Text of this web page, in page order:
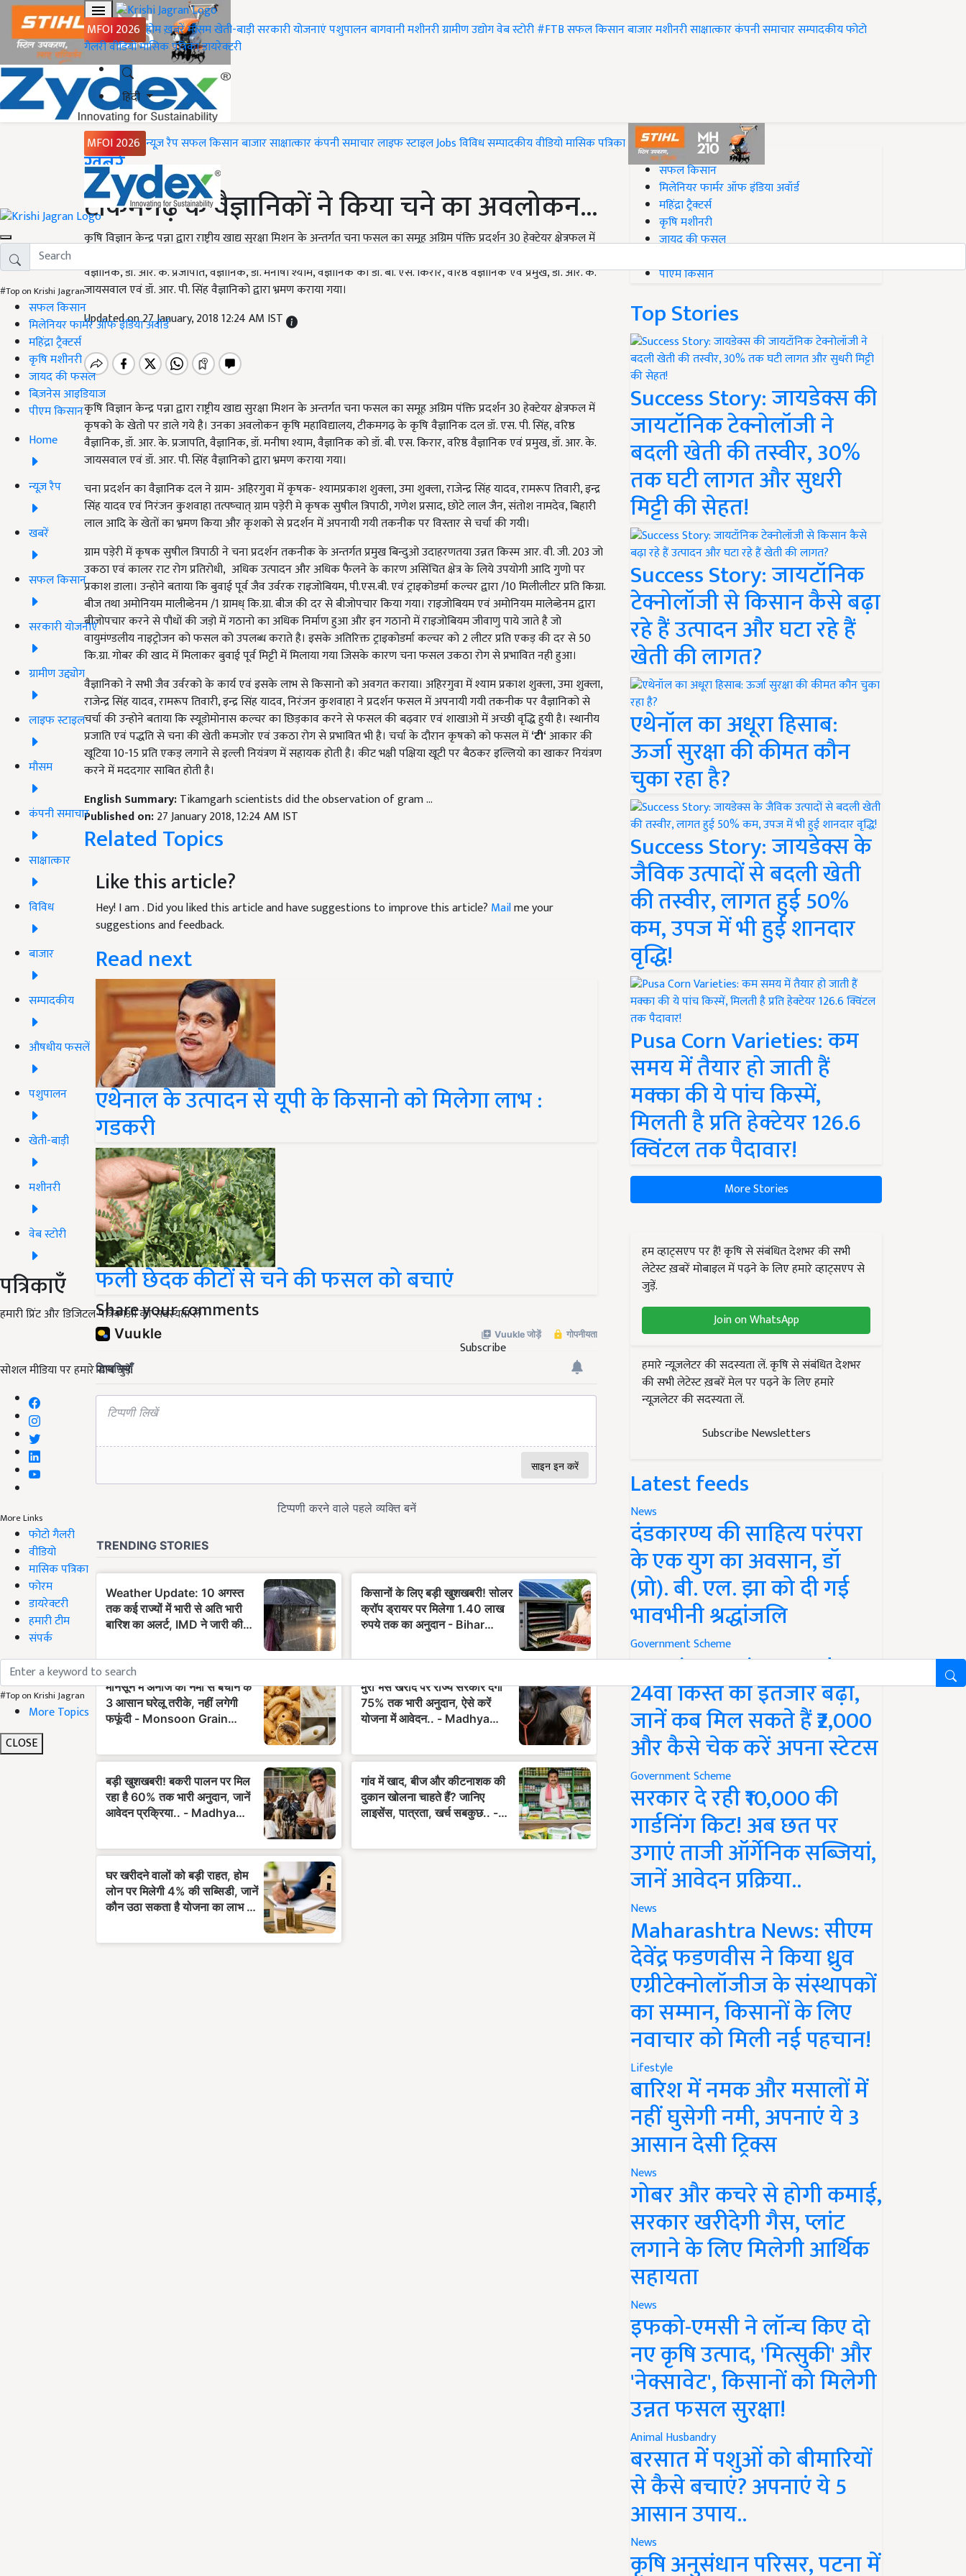
MFOI 2026 होमख़बरेंमौसमखेती-बाड़ीसरकारी योजनाएंपशुपालनबागवानीमशीनरीग्रामीण उद्योगवेब स्टोरी#FTBसफल किसानबाजारमशीनरीसाक्षात्कारकंपनी समाचारसम्पादकीयफोटो
गैलरीवीडियोमासिक पत्रिकाडायरेक्टरी
हिंदी
MFOI 2026 न्यूज़ रैपसफल किसानबाजारसाक्षात्कारकंपनी समाचारलाइफ स्टाइलJobsविविधसम्पादकीयवीडियोमासिक पत्रिका
#Top on Krishi Jagran
सफल किसान
मिलेनियर फार्मर ऑफ इंडिया अवॉर्ड
महिंद्रा ट्रैक्टर्स
कृषि मशीनरी
जायद की फसल
बिज़नेस आइडियाज
पीएम किसान
Home
न्यूज़ रैप
खबरें
सफल किसान
सरकारी योजनाएं
ग्रामीण उद्द्योग
लाइफ स्टाइल
मौसम
कंपनी समाचार
साक्षात्कार
विविध
बाजार
सम्पादकीय
औषधीय फसलें
पशुपालन
खेती-बाड़ी
मशीनरी
वेब स्टोरी
पत्रिकाएँ
हमारी प्रिंट और डिजिटल पत्रिकाओं की सदस्यता लें
Subscribe
सोशल मीडिया पर हमारे साथ जुड़ें:
More Links
फोटो गैलरी
वीडियो
मासिक पत्रिका
फोरम
डायरेक्टरी
हमारी टीम
संपर्क
#Top on Krishi Jagran
More Topics
CLOSE
Home
ख़बरें
टीकमगढ़ के वैज्ञानिकों ने किया चने का अवलोकन...
कृषि विज्ञान केन्द्र पन्ना द्वारा राष्ट्रीय खाद्य सुरक्षा मिशन के अन्तर्गत चना फसल का समूह अग्रिम पंक्ति प्रदर्शन 30 हेक्टेयर क्षेत्रफल में
वैज्ञानिक, डॉ. आर. के. प्रजापति, वैज्ञानिक, डॉ. मनीषा श्याम, वैज्ञानिक को डॉ. बी. एस. किरार, वरिष्ठ वैज्ञानिक एवं प्रमुख, डॉ. आर. के.
जायसवाल एवं डॉ. आर. पी. सिंह वैज्ञानिको द्वारा भ्रमण कराया गया।
Updated on 27 January, 2018 12:24 AM IST
कृषि विज्ञान केन्द्र पन्ना द्वारा राष्ट्रीय खाद्य सुरक्षा मिशन के अन्तर्गत चना फसल का समूह अग्रिम पंक्ति प्रदर्शन 30 हेक्टेयर क्षेत्रफल में
कृषको के खेतो पर डाले गये है। उनका अवलोकन कृषि महाविद्यालय, टीकमगढ़ के कृषि वैज्ञानिक दल डॉ. एस. पी. सिंह, वरिष्ठ
वैज्ञानिक, डॉ. आर. के. प्रजापति, वैज्ञानिक, डॉ. मनीषा श्याम, वैज्ञानिक को डॉ. बी. एस. किरार, वरिष्ठ वैज्ञानिक एवं प्रमुख, डॉ. आर. के.
जायसवाल एवं डॉ. आर. पी. सिंह वैज्ञानिको द्वारा भ्रमण कराया गया।
चना प्रदर्शन का वैज्ञानिक दल ने ग्राम- अहिरगुवा में कृषक- श्यामप्रकाश शुक्ला, उमा शुक्ला, राजेन्द्र सिंह यादव, रामरूप तिवारी, इन्द्र
सिंह यादव एवं निरंजन कुशवाहा तत्पष्चात् ग्राम पडे़री मे कृषक सुषील त्रिपाठी, गणेश प्रसाद, छोटे लाल जैन, संतोश नामदेव, बिहारी
लाल आदि के खेतों का भ्रमण किया और कृशको से प्रदर्शन में अपनायी गयी तकनीक पर विस्तार से चर्चा की गयी।
ग्राम पड़ेरी में कृषक सुषील त्रिपाठी ने चना प्रदर्शन तकनीक के अन्तर्गत प्रमुख बिन्दुओ उदाहरणतया उन्नत किस्म आर. वी. जी. 203 जो
उकठा एवं कालर राट रोग प्रतिरोधी, अधिक उत्पादन और अधिक फैलने के कारण असिंचित क्षेत्र के लिये उपयोगी आदि गुणो पर
प्रकाश डाला। उन्होने बताया कि बुवाई पूर्व जैव उर्वरक राइजोबियम, पी.एस.बी. एवं ट्राइकोडर्मा कल्चर द्वारा /10 मिलीलीटर प्रति किग्रा.
बीज तथा अमोनियम मालीब्डेनम /1 ग्रामध् कि.ग्रा. बीज की दर से बीजोपचार किया गया। राइजोबियम एवं अमोनियम मालेब्डेनम द्वारा
बीजोपचार करने से पौधों की जड़ो में गठानो का अधिक निर्माण हुआ और इन गठानो में राइजोबियम जीवाणु पाये जाते है जो
वायुमंण्डलीय नाइट्रोजन को फसल को उपलब्ध कराते है। इसके अतिरिक्त ट्राइकोडर्मा कल्चर को 2 लीटर प्रति एकड़ की दर से 50
कि.ग्रा. गोबर की खाद में मिलाकर बुवाई पूर्व मिट्टी में मिलाया गया जिसके कारण चना फसल उकठा रोग से प्रभावित नही हुआ।
वैज्ञानिको ने सभी जैव उर्वरको के कार्य एवं इसके लाभ से किसानो को अवगत कराया। अहिरगुवा में श्याम प्रकाश शुक्ला, उमा शुक्ला,
राजेन्द्र सिंह यादव, रामरूप तिवारी, इन्द्र सिंह यादव, निरंजन कुशवाहा ने प्रदर्शन फसल में अपनायी गयी तकनीक पर वैज्ञानिको से
चर्चा की उन्होने बताया कि स्यूडोमोनास कल्चर का छिड़काव करने से फसल की बढ़वार एवं शाखाओ में अच्छी वृद्धि हुयी है। स्थानीय
प्रजाति एवं पद्धति से चना की खेती कमजोर एवं उकठा रोग से प्रभावित भी है। चर्चा के दौरान कृषको को फसल में‘टी‘आकार की
खूटिया 10-15 प्रति एकड़ लगाने से इल्ली नियंत्रण में सहायक होती है। कीट भक्षी पक्षिया खूटी पर बैठकर इल्लियो का खाकर नियंत्रण
करने में मददगार साबित होती है।
English Summary:Tikamgarh scientists did the observation of gram ...
Published on:27 January 2018, 12:24 AM IST
Related Topics
Like this article?
Hey! I am. Did you liked this article and have suggestions to improve this article? Mailme your
suggestions and feedback.
Read next
एथेनाल के उत्पादन से यूपी के किसानो को मिलेगा लाभ :
गडकरी
फली छेदक कीटों से चने की फसल को बचाएं
Share your comments
#Top on Krishi Jagran
सफल किसान
मिलेनियर फार्मर ऑफ इंडिया अवॉर्ड
महिंद्रा ट्रैक्टर्स
कृषि मशीनरी
जायद की फसल
पीएम किसान
Top Stories
Success Story: जायडेक्स की
जायटॉनिक टेक्नोलॉजी ने
बदली खेती की तस्वीर, 30%
तक घटी लागत और सुधरी
मिट्टी की सेहत!
Success Story: जायटॉनिक
टेक्नोलॉजी से किसान कैसे बढ़ा
रहे हैं उत्पादन और घटा रहे हैं
खेती की लागत?
एथेनॉल का अधूरा हिसाब:
ऊर्जा सुरक्षा की कीमत कौन
चुका रहा है?
Success Story: जायडेक्स के
जैविक उत्पादों से बदली खेती
की तस्वीर, लागत हुई 50%
कम, उपज में भी हुई शानदार
वृद्धि!
Pusa Corn Varieties: कम
समय में तैयार हो जाती हैं
मक्का की ये पांच किस्में,
मिलती है प्रति हेक्टेयर 126.6
क्विंटल तक पैदावार!
More Stories
हम व्हाट्सएप पर हैं! कृषि से संबंधित देशभर की सभी
लेटेस्ट ख़बरें मोबाइल में पढ़ने के लिए हमारे व्हाट्सएप से
जुड़ें.
Join on WhatsApp
हमारे न्यूज़लेटर की सदस्यता लें. कृषि से संबंधित देशभर
की सभी लेटेस्ट ख़बरें मेल पर पढ़ने के लिए हमारे
न्यूज़लेटर की सदस्यता लें.
Subscribe Newsletters
Latest feeds
News
दंडकारण्य की साहित्य परंपरा
के एक युग का अवसान, डॉ
(प्रो). बी. एल. झा को दी गई
भावभीनी श्रद्धांजलि
Government Scheme
PM Kisan Yojana Update:
24वीं किस्त का इंतजार बढ़ा,
जानें कब मिल सकते हैं ₹2,000
और कैसे चेक करें अपना स्टेटस
Government Scheme
सरकार दे रही ₹10,000 की
गार्डनिंग किट! अब छत पर
उगाएं ताजी ऑर्गेनिक सब्जियां,
जानें आवेदन प्रक्रिया..
News
Maharashtra News: सीएम
देवेंद्र फडणवीस ने किया ध्रुव
एग्रीटेक्नोलॉजीज के संस्थापकों
का सम्मान, किसानों के लिए
नवाचार को मिली नई पहचान!
Lifestyle
बारिश में नमक और मसालों में
नहीं घुसेगी नमी, अपनाएं ये 3
आसान देसी ट्रिक्स
News
गोबर और कचरे से होगी कमाई,
सरकार खरीदेगी गैस, प्लांट
लगाने के लिए मिलेगी आर्थिक
सहायता
News
इफको-एमसी ने लॉन्च किए दो
नए कृषि उत्पाद, 'मित्सुकी' और
'नेक्सावेट', किसानों को मिलेगी
उन्नत फसल सुरक्षा!
Animal Husbandry
बरसात में पशुओं को बीमारियों
से कैसे बचाएं? अपनाएं ये 5
आसान उपाय..
News
कृषि अनुसंधान परिसर, पटना में